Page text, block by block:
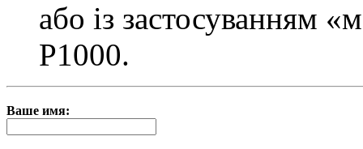
або із застосуванням
Р1000.
Ваше имя: